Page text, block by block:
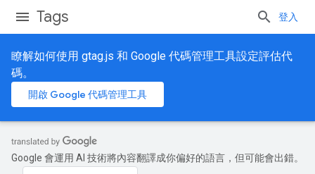
Tags 登入
瞭解如何使用 gtag.js 和 Google 代碼管理工具設定評估代
碼。
開啟 Google 代碼管理工具
Google 會運用 AI 技術將內容翻譯成你偏好的語言，但可能會出錯。